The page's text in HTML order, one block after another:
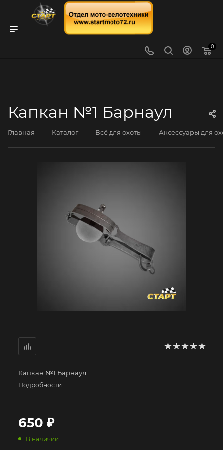
0
Капкан №1 Барнаул
Главная — Каталог — Всё для охоты — Аксессуары для
Капкан №1 Барнаул
Подробности
650 ₽
В наличии